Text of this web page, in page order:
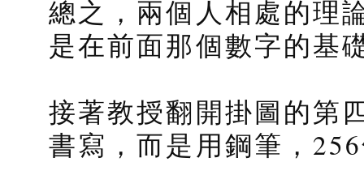
總之，兩個人相處的理
是在前面那個數字的基
接著教授翻開掛圖的第
書寫，而是用鋼筆，